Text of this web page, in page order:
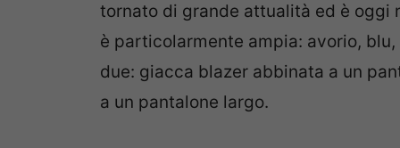
tornato di grande attualità ed è
è particolarmente ampia: avorio,
due: giacca blazer abbinata a un
a un pantalone largo.